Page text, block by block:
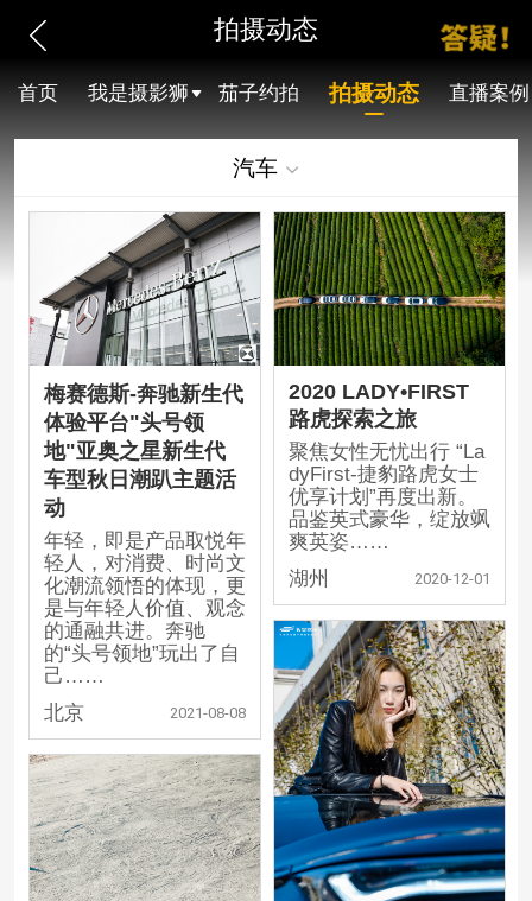
拍摄动态
首页 我是摄影狮 茄子约拍 拍摄动态 直播案例
汽车
梅赛德斯-奔驰新生代
体验平台"头号领
地"亚奥之星新生代
车型秋日潮趴主题活
动
年轻，即是产品取悦年
轻人，对消费、时尚文
化潮流领悟的体现，更
是与年轻人价值、观念
的通融共进。奔驰
的“头号领地”玩出了自
己……
北京
2021-08-08
2020 LADY•FIRST
路虎探索之旅
聚焦女性无忧出行 “La
dyFirst-捷豹路虎女士
优享计划”再度出新。
品鉴英式豪华，绽放飒
爽英姿……
湖州
2020-12-01